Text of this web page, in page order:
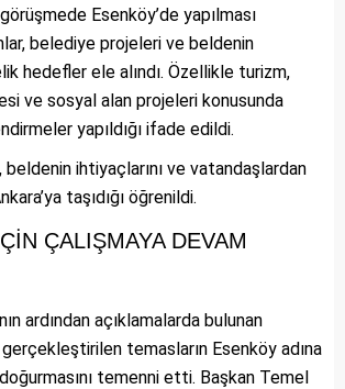
Esenköy’de yapılması
belediye projeleri ve beldenin
hedefler ele alındı. Özellikle turizm,
ve sosyal alan projeleri konusunda
yapıldığı ifade edildi.
beldenin ihtiyaçlarını ve vatandaşlardan
taşıdığı öğrenildi.
ÇALIŞMAYA DEVAM
ardından açıklamalarda bulunan
temasların Esenköy adına
temenni etti. Başkan Temel